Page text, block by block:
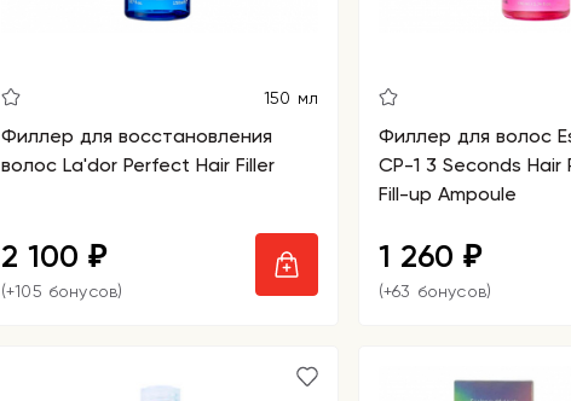
150 мл
Филлер для восстановления
волос La'dor Perfect Hair Filler
2 100 ₽
(+105 бонусов)
Филлер для волос
CP-1 3 Seconds Hair
Fill-up Ampoule
1 260 ₽
(+63 бонусов)